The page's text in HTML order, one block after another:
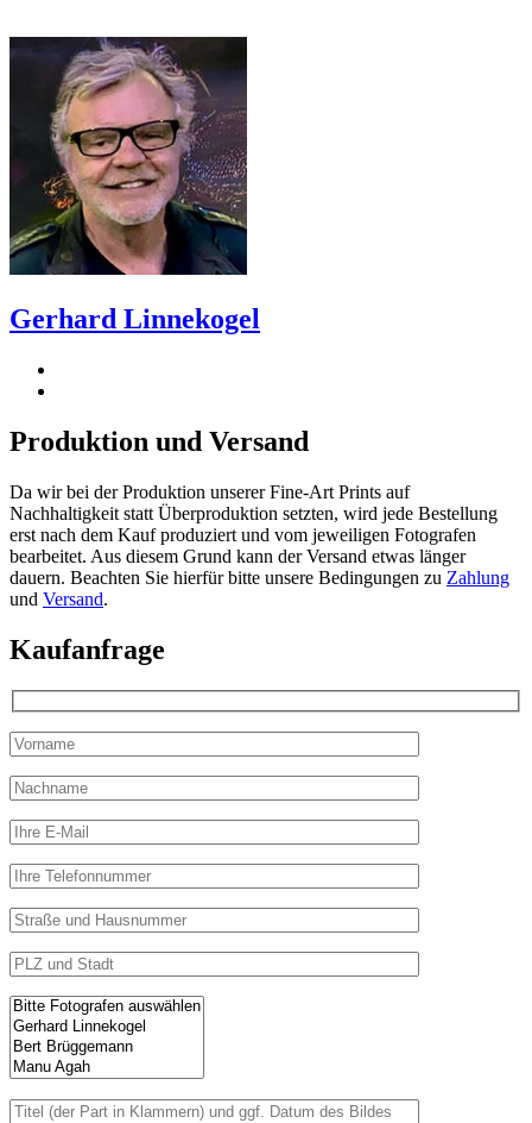
Gerhard Linnekogel
Produktion und Versand
Da wir bei der Produktion unserer Fine-Art Prints auf
Nachhaltigkeit statt Überproduktion setzten, wird jede Bestellung
erst nach dem Kauf produziert und vom jeweiligen Fotografen
bearbeitet. Aus diesem Grund kann der Versand etwas länger
dauern. Beachten Sie hierfür bitte unsere Bedingungen zu Zahlung
und Versand.
Kaufanfrage